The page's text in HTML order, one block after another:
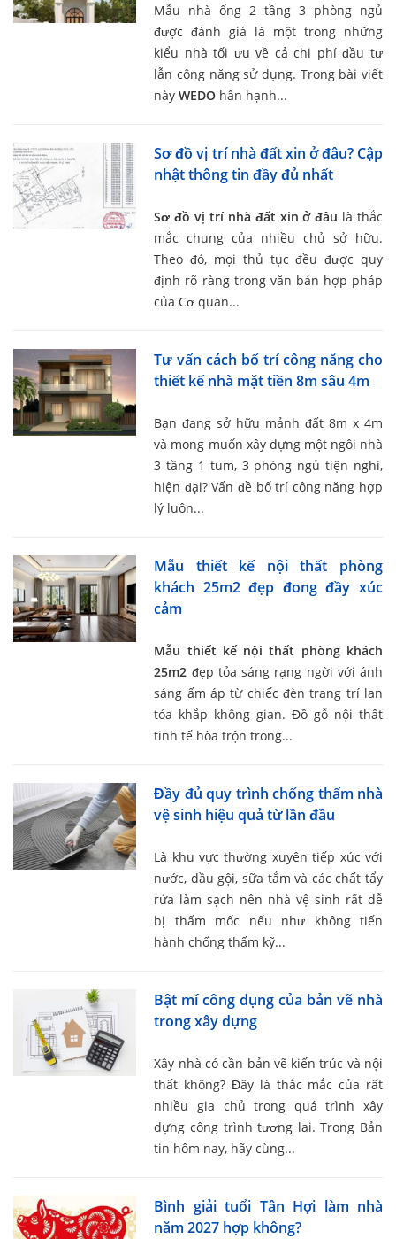
Mẫu nhà ống 2 tầng 3 phòng ngủ
được đánh giá là một trong những
kiểu nhà tối ưu về cả chi phí đầu tư
lẫn công năng sử dụng. Trong bài viết
nàyWEDO hân hạnh...
Sơ đồ vị trí nhà đất xin ở đâu? Cập
nhật thông tin đầy đủ nhất
Sơ đồ vị trí nhà đất xin ở đâu là thắc
mắc chung của nhiều chủ sở hữu.
Theo đó, mọi thủ tục đều được quy
định rõ ràng trong văn bản hợp pháp
của Cơ quan...
Tư vấn cách bố trí công năng cho
thiết kế nhà mặt tiền 8m sâu 4m
Bạn đang sở hữu mảnh đất 8m x 4m
và mong muốn xây dựng một ngôi nhà
3 tầng 1 tum, 3 phòng ngủ tiện nghi,
hiện đại? Vấn đề bố trí công năng hợp
lý luôn...
Mẫu thiết kế nội thất phòng
khách 25m2 đẹp đong đầy xúc
cảm
Mẫu thiết kế nội thất phòng khách
25m2 đẹp tỏa sáng rạng ngời với ánh
sáng ấm áp từ chiếc đèn trang trí lan
tỏa khắp không gian. Đồ gỗ nội thất
tinh tế hòa trộn trong...
Đầy đủ quy trình chống thấm nhà
vệ sinh hiệu quả từ lần đầu
Là khu vực thường xuyên tiếp xúc với
nước, dầu gội, sữa tắm và các chất tẩy
rửa làm sạch nên nhà vệ sinh rất dễ
bị thấm mốc nếu như không tiến
hành chống thấm kỹ...
Bật mí công dụng của bản vẽ nhà
trong xây dựng
Xây nhà có cần bản vẽ kiến trúc và nội
thất không? Đây là thắc mắc của rất
nhiều gia chủ trong quá trình xây
dựng công trình tương lai. Trong Bản
tin hôm nay, hãy cùng...
Bình giải tuổi Tân Hợi làm nhà
năm 2027 hợp không?